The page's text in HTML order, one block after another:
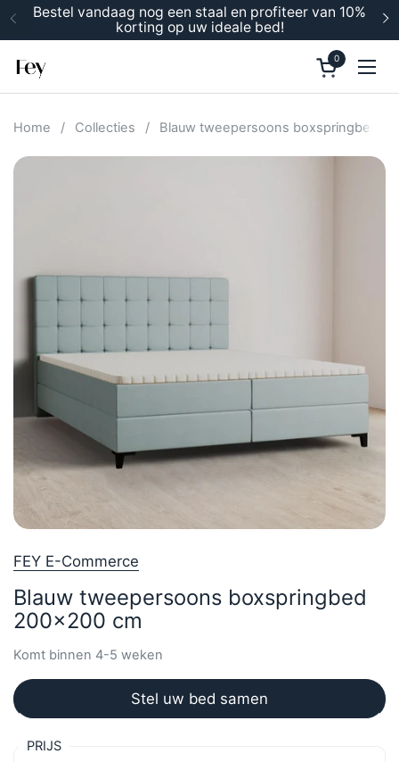
Ga naar content
Vorige
Bestel vandaag nog een staal en profiteer van 10%
korting op uw ideale bed!
0
Home / Collecties / Blauw tweepersoons boxspringbed
FEY E-Commerce
Blauw tweepersoons boxspringbed
200x200 cm
Komt binnen 4-5 weken
Stel uw bed samen
PRIJS